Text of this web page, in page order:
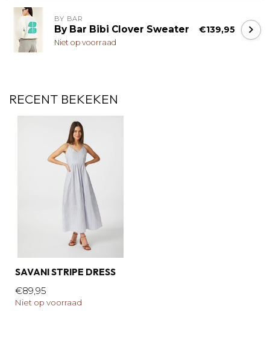
BY BAR
By Bar Bibi Clover Sweater
Niet op voorraad
€139,95
RECENT BEKEKEN
SAVANI STRIPE DRESS
€89,95
Niet op voorraad